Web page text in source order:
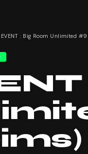
EVENT : Big Room Unlimited